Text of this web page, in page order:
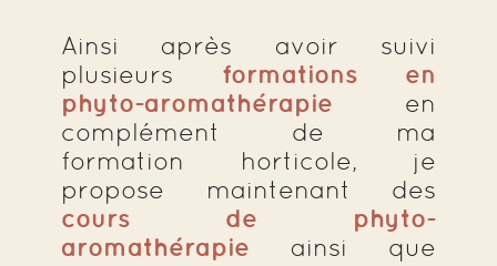
Ainsi après avoir suivi
plusieurs formations en
phyto-aromathérapie en
complément de ma
formation horticole, je
propose maintenant des
cours de phyto-
aromathérapie ainsi que